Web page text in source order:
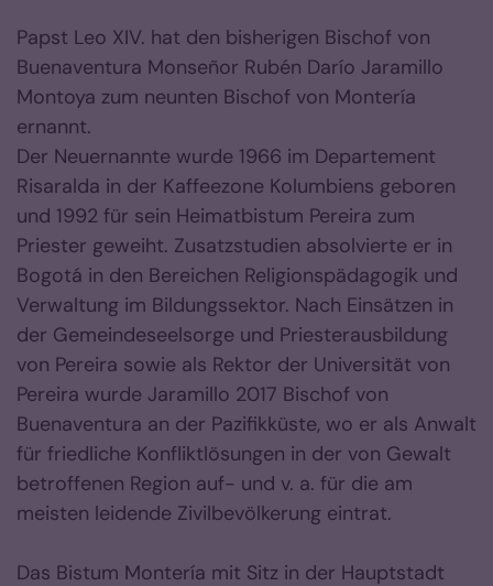
Papst Leo XIV. hat den bisherigen Bischof von
Buenaventura Monseñor Rubén Darío Jaramillo
Montoya zum neunten Bischof von Montería
ernannt.
Der Neuernannte wurde 1966 im Departement
Risaralda in der Kaffeezone Kolumbiens geboren
und 1992 für sein Heimatbistum Pereira zum
Priester geweiht. Zusatzstudien absolvierte er in
Bogotá in den Bereichen Religionspädagogik und
Verwaltung im Bildungssektor. Nach Einsätzen in
der Gemeindeseelsorge und Priesterausbildung
von Pereira sowie als Rektor der Universität von
Pereira wurde Jaramillo 2017 Bischof von
Buenaventura an der Pazifikküste, wo er als Anwalt
für friedliche Konfliktlösungen in der von Gewalt
betroffenen Region auf- und v. a. für die am
meisten leidende Zivilbevölkerung eintrat.
Das Bistum Montería mit Sitz in der Hauptstadt